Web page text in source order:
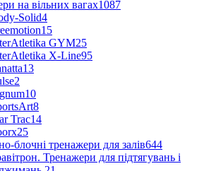
на вільних вагах1087
Solid4
15
GYM25
X-Line95
13
2
10
8
Trac14
25
блочні тренажери для залів644
Тренажери для підтягувань і